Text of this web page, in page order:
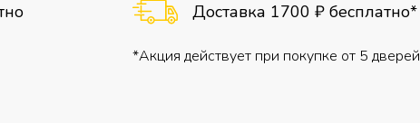
Доставка 1700 ₽ бесплатно*
*Акция действует при покупке от 5 дверей